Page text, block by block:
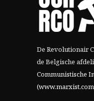
De Revolutionair
de Belgische
Communistische